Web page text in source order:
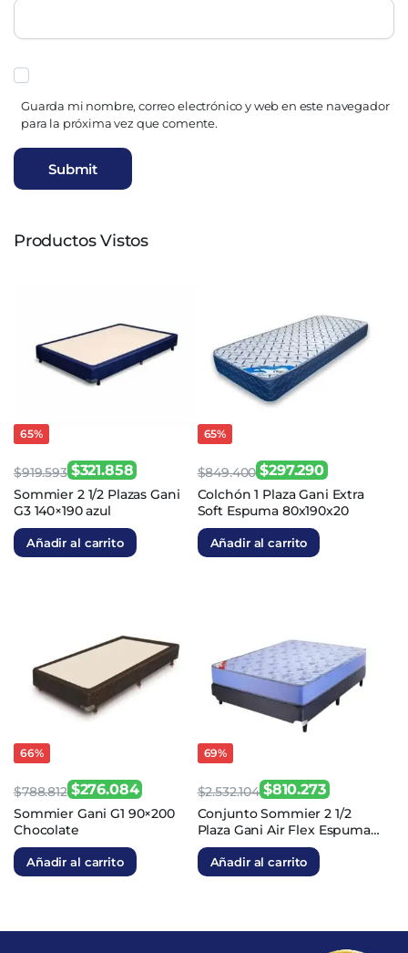
Guarda mi nombre, correo electrónico y web en este navegador
para la próxima vez que comente.
Productos Vistos
65%
$919.593
El
precio
original
era:
$321.858
El
precio
actual
es:
Sommier 2 1/2 Plazas Gani
G3 140×190 azul
Añadir al carrito
65%
$849.400
El
precio
original
era:
$297.290
El
precio
actual
es:
Colchón 1 Plaza Gani Extra
Soft Espuma 80x190x20
Añadir al carrito
66%
$788.812
El
precio
original
era:
$276.084
El
precio
actual
es:
Sommier Gani G1 90×200
Chocolate
Añadir al carrito
69%
$2.532.104
El
precio
original
era:
$810.273
El
precio
actual
es:
Conjunto Sommier 2 1/2
Plaza Gani Air Flex Espuma
140x190x22
Añadir al carrito